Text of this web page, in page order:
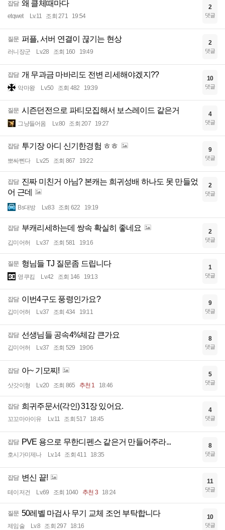
잡담 왜 클체때마다
etqwet Lv.11 조회 271 19:54
2
댓글
질문 퍼플, 서버 연결이 끊기는 현상
러니장군 Lv.28 조회 160 19:49
2
댓글
잡담 개 무과금 마바리도 전변 리세해야겠지??
악마왕 Lv.50 조회 482 19:39
10
댓글
질문 시즌던전으로 파티모집해서 보스레이드 같은거
그냥들어옴 Lv.80 조회 207 19:27
4
댓글
잡담 투기장 아디 신기한경험 ㅎㅎ
뽀싸삔다 Lv.25 조회 867 19:22
9
댓글
잡담 진짜 미친거 아님? 본캐는 희귀성배 하나도 못 만들었
어 근데
Bs대방 Lv.83 조회 622 19:19
2
댓글
잡담 부캐리세하는데 쌍속 확실히 좋네요
깁미어허 Lv.37 조회 581 19:16
2
댓글
질문 형님들 TJ 질문좀 드립니다
영쿠킴 Lv.42 조회 146 19:13
1
댓글
잡담 이번4구도 풍령인가요?
깁미어허 Lv.37 조회 434 19:11
9
댓글
잡담 선생님들 공속4%체감 큰가요
깁미어허 Lv.37 조회 529 19:06
8
댓글
잡담 아~ 기모찌!
삿갓이형 Lv.20 조회 865 추천 1 18:46
5
댓글
잡담 희귀주문서(각인) 31장 있어요.
꼬꼬마아이유 Lv.11 조회 517 18:45
4
댓글
잡담 PVE 용으로 무한디펜스 같은거 만들어주라...
호시가미제나 Lv.14 조회 411 18:35
8
댓글
잡담 변신 끝!
테이저건 Lv.69 조회 1040 추천 3 18:24
11
댓글
질문 50레벨 마검사 무기 교체 조언 부탁합니다
제임술 Lv.8 조회 297 18:16
10
댓글